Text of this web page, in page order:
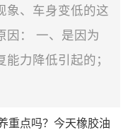
象、车身变低的这
因： 一、是因为
力降低引起的；
点吗？今天橡胶油